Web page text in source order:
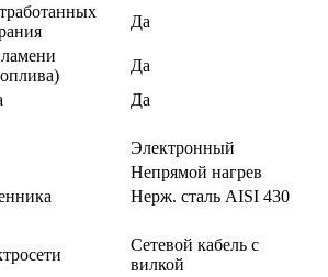
Да
Да
Да
Электронный
Непрямой нагрев
Нерж. сталь AISI 430
Сетевой кабель с
вилкой